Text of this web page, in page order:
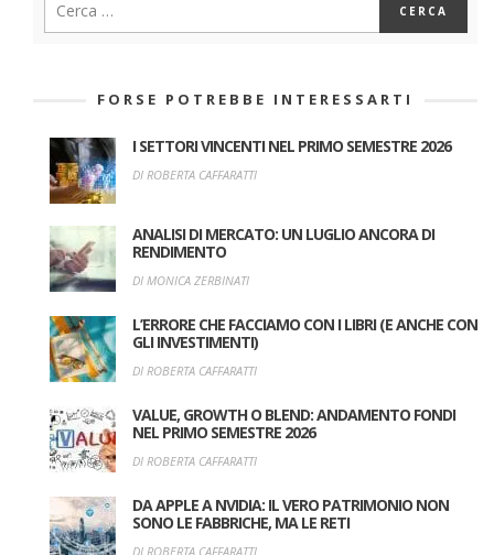
FORSE POTREBBE INTERESSARTI
I SETTORI VINCENTI NEL PRIMO SEMESTRE 2026
DI ROBERTA CAFFARATTI
ANALISI DI MERCATO: UN LUGLIO ANCORA DI
RENDIMENTO
DI MONICA ZERBINATI
L’ERRORE CHE FACCIAMO CON I LIBRI (E ANCHE CON
GLI INVESTIMENTI)
DI ROBERTA CAFFARATTI
VALUE, GROWTH O BLEND: ANDAMENTO FONDI
NEL PRIMO SEMESTRE 2026
DI ROBERTA CAFFARATTI
DA APPLE A NVIDIA: IL VERO PATRIMONIO NON
SONO LE FABBRICHE, MA LE RETI
DI ROBERTA CAFFARATTI